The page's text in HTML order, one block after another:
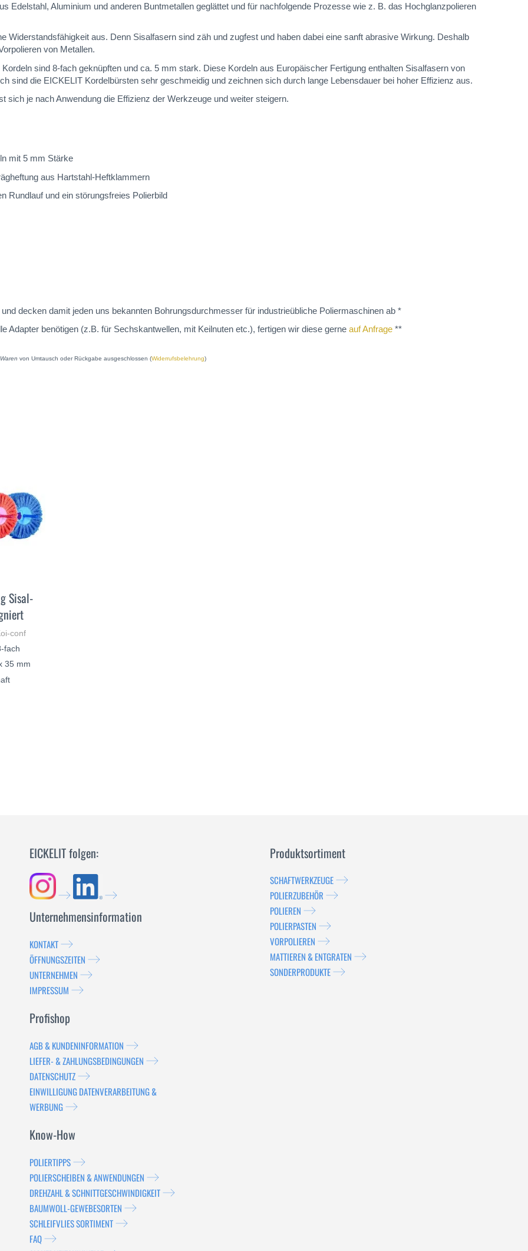
Edelstahl, Aluminium und anderen Buntmetallen geglättet und für nachfolgende Prozesse wie z. B. das Hochglanzpolieren
aus. Denn Sisalfasern sind zäh und zugfest und haben dabei eine sanft abrasive Wirkung. Deshalb
von Metallen.
sind 8-fach geknüpften und ca. 5 mm stark. Diese Kordeln aus Europäischer Fertigung enthalten Sisalfasern von
sind die EICKELIT Kordelbürsten sehr geschmeidig und zeichnen sich durch lange Lebensdauer bei hoher Effizienz aus.
sich je nach Anwendung die Effizienz der Werkzeuge und weiter steigern.
mit 5 mm Stärke
aus Hartstahl-Heftklammern
Rundlauf und ein störungsfreies Polierbild
decken damit jeden uns bekannten Bohrungsdurchmesser für industrieübliche Poliermaschinen ab *
Adapter benötigen (z.B. für Sechskantwellen, mit Keilnuten etc.), fertigen wir diese gerne auf Anfrage **
von Umtausch oder Rückgabe ausgeschlossen (Widerrufsbelehrung)
Sisal-
conf
fach
35 mm
EICKELIT folgen:
Unternehmensinformation
KONTAKT
ÖFFNUNGSZEITEN
UNTERNEHMEN
IMPRESSUM
Profishop
AGB & KUNDENINFORMATION
LIEFER- & ZAHLUNGSBEDINGUNGEN
DATENSCHUTZ
EINWILLIGUNG DATENVERARBEITUNG &
WERBUNG
Know-How
POLIERTIPPS
POLIERSCHEIBEN & ANWENDUNGEN
DREHZAHL & SCHNITTGESCHWINDIGKEIT
BAUMWOLL-GEWEBESORTEN
SCHLEIFVLIES SORTIMENT
FAQ
Produktsortiment
SCHAFTWERKZEUGE
POLIERZUBEHÖR
POLIEREN
POLIERPASTEN
VORPOLIEREN
MATTIEREN & ENTGRATEN
SONDERPRODUKTE